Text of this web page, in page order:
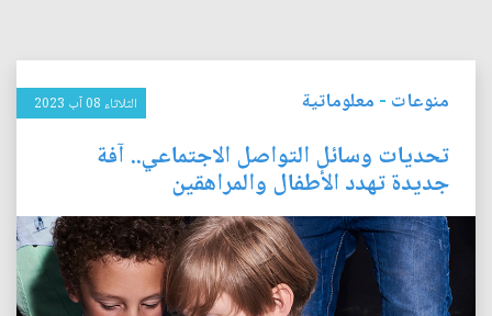
منوعات - معلوماتية الثلاثاء 08 آب 2023
تحديات وسائل التواصل الاجتماعي.. آفة
جديدة تهدد الأطفال والمراهقين